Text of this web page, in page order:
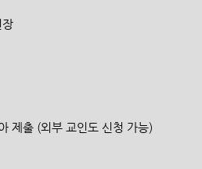
장
제출 (외부 교인도 신청 가능)